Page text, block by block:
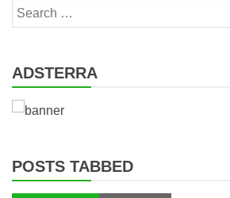
Search
for:
ADSTERRA
POSTS TABBED